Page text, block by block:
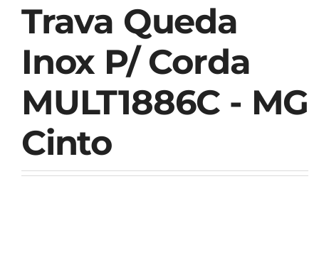
Trava Queda
Inox P/ Corda
MULT1886C - MG
Cinto